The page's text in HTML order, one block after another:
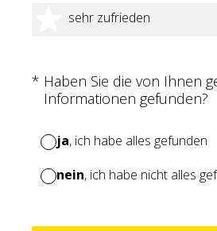
sehr zufrieden
5 Sterne
* Haben Sie die von Ihnen
Informationen gefunden?
(Erforderlich.)
ja, ich habe alles gefunden
nein, ich habe nicht alles